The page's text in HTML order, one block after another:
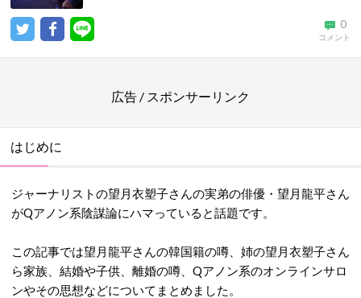
0
コメント
広告 / スポンサーリンク
はじめに
ジャーナリストの望月衣塑子さんの実弟の俳優・望月龍平さん
がQアノン系陰謀論にハマっていると話題です。
この記事では望月龍平さんの韓国籍の噂、姉の望月衣塑子さん
ら家族、結婚や子供、離婚の噂、Qアノン系のオンラインサロ
ンやその思想などについてまとめました。